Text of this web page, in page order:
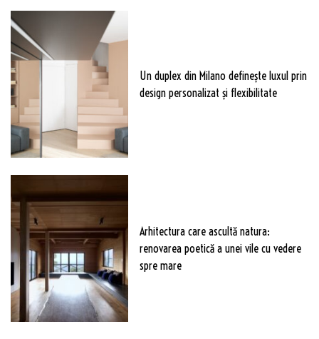
Un duplex din Milano definește luxul prin
design personalizat și flexibilitate
Arhitectura care ascultă natura:
renovarea poetică a unei vile cu vedere
spre mare